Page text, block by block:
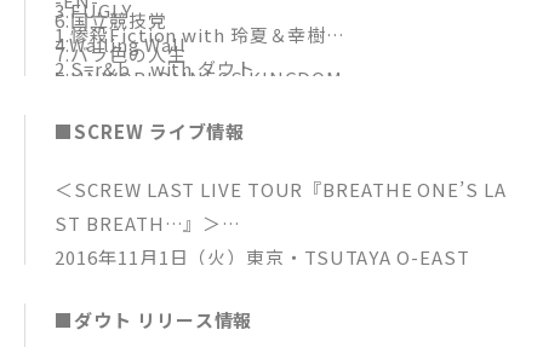
6.国立競技党
7.バラ色の人生
9.綺麗事
11.MUSIC NIPPON
12.フラッシュバック
3.FUGLY
4.Wailing Wall
5.UNWORLDLINESS KINGDOM
7.BABY☆STAR
8.ZEALOT
9.Wing-Ding
10.VEGAS
12.RAGING BLOOD
1.惨殺Fiction with 玲夏＆幸樹
2.S=r&b with ダウト
■SCREW ライブ情報
＜SCREW LAST LIVE TOUR『BREATHE ONE’S LA
ST BREATH…』＞
2016年11月1日（火）東京・TSUTAYA O-EAST
■ダウト リリース情報